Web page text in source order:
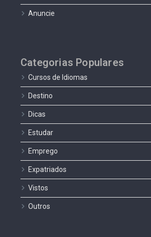
Anuncie
Categorias Populares
Cursos de Idiomas
Destino
Dicas
Estudar
Emprego
Expatriados
Vistos
Outros